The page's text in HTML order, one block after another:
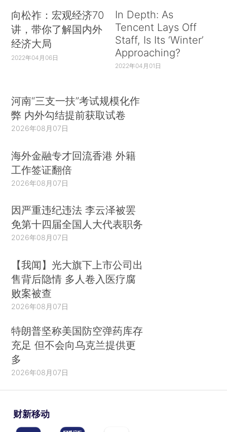
向松祚：宏观经济70
讲，带你了解国内外
经济大局
2022年04月06日
In Depth: As
Tencent Lays Off
Staff, Is Its ‘Winter’
Approaching?
2022年04月01日
河南“三支一扶”考试规模化作
弊 内外勾结提前获取试卷
2026年08月07日
海外金融专才回流香港 外籍
工作签证翻倍
2026年08月07日
因严重违纪违法 李云泽被罢
免第十四届全国人大代表职务
2026年08月07日
【我闻】光大旗下上市公司出
售背后隐情 多人卷入医疗腐
败案被查
2026年08月07日
特朗普坚称美国防空弹药库存
充足 但不会向乌克兰提供更
多
2026年08月07日
财新移动